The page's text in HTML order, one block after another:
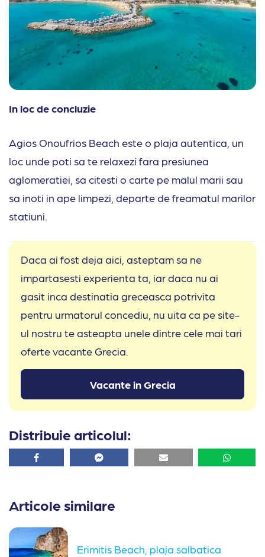
In loc de concluzie
Agios Onoufrios Beach este o plaja autentica, un
loc unde poti sa te relaxezi fara presiunea
aglomeratiei, sa citesti o carte pe malul marii sau
sa inoti in ape limpezi, departe de freamatul marilor
statiuni.
Daca ai fost deja aici, asteptam sa ne
impartasesti experienta ta, iar daca nu ai
gasit inca destinatia greceasca potrivita
pentru urmatorul concediu, nu uita ca pe site-
ul nostru te asteapta unele dintre cele mai tari
oferte vacante Grecia.
Vacante in Grecia
Distribuie articolul:
Facebook Facebook Email
Articole similare
Erimitis Beach, plaja salbatica